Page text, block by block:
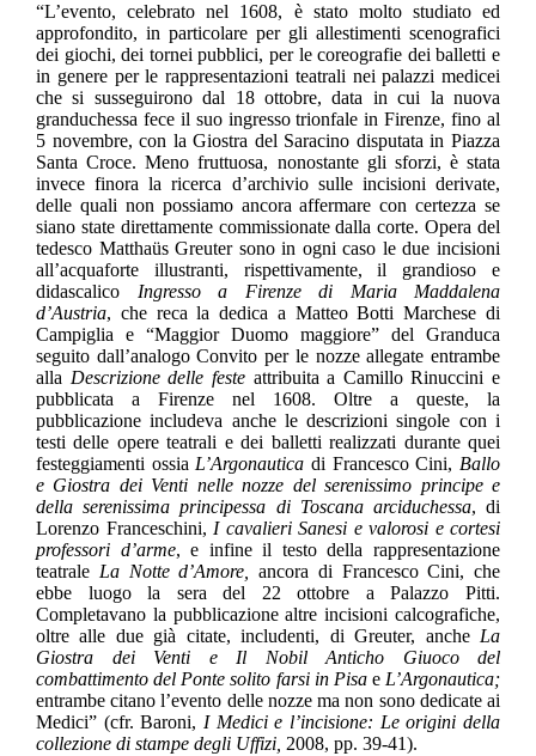
“L’evento, celebrato nel 1608, è stato molto studiato ed
approfondito, in particolare per gli allestimenti scenografici
dei giochi, dei tornei pubblici, per le coreografie dei balletti e
in genere per le rappresentazioni teatrali nei palazzi medicei
che si susseguirono dal 18 ottobre, data in cui la nuova
granduchessa fece il suo ingresso trionfale in Firenze, fino al
5 novembre, con la Giostra del Saracino disputata in Piazza
Santa Croce. Meno fruttuosa, nonostante gli sforzi, è stata
invece finora la ricerca d’archivio sulle incisioni derivate,
delle quali non possiamo ancora affermare con certezza se
siano state direttamente commissionate dalla corte. Opera del
tedesco Matthaüs Greuter sono in ogni caso le due incisioni
all’acquaforte illustranti, rispettivamente, il grandioso e
didascalico Ingresso a Firenze di Maria Maddalena
d’Austria, che reca la dedica a Matteo Botti Marchese di
Campiglia e “Maggior Duomo maggiore” del Granduca
seguito dall’analogo Convito per le nozze allegate entrambe
alla Descrizione delle festeattribuita a Camillo Rinuccini e
pubblicata a Firenze nel 1608. Oltre a queste, la
pubblicazione includeva anche le descrizioni singole con i
testi delle opere teatrali e dei balletti realizzati durante quei
festeggiamenti ossia L’Argonauticadi Francesco Cini, Ballo
e Giostra dei Venti nelle nozze del serenissimo principe e
della serenissima principessa di Toscana arciduchessa, di
Lorenzo Franceschini, I cavalieri Sanesi e valorosi e cortesi
professori d’arme, e infine il testo della rappresentazione
teatrale La Notte d’Amore,
ancora di Francesco Cini, che
ebbe luogo la sera del 22 ottobre a Palazzo Pitti.
Completavano la pubblicazione altre incisioni calcografiche,
oltre alle due già citate, includenti, di Greuter, anche La
Giostra dei Venti
e Il Nobil Anticho Giuoco del
combattimento del Ponte solito farsi in Pisae L’Argonautica;
entrambe citano l’evento delle nozze ma non sono dedicate ai
Medici” (cfr. Baroni, I Medici e l’incisione: Le origini della
collezione di stampe degli Uffizi, 2008, pp. 39-41).